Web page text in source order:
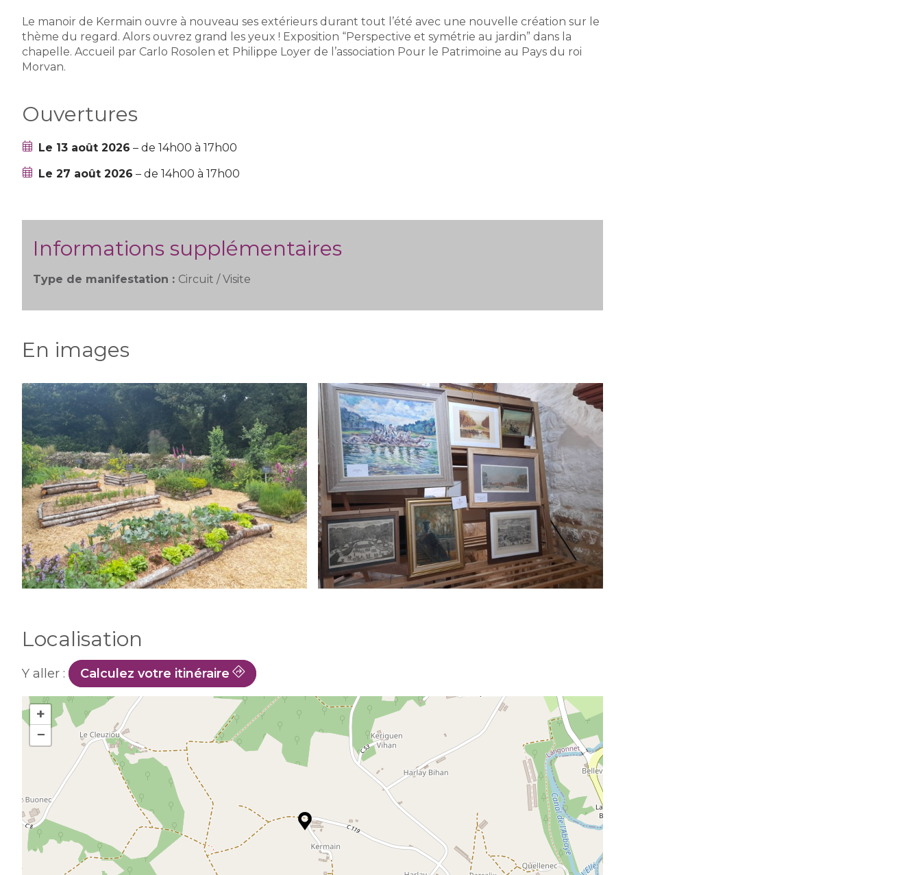
Le manoir de Kermain ouvre à nouveau ses extérieurs durant tout l’été avec une nouvelle création sur le
thème du regard. Alors ouvrez grand les yeux ! Exposition “Perspective et symétrie au jardin” dans la
chapelle. Accueil par Carlo Rosolen et Philippe Loyer de l’association Pour le Patrimoine au Pays du roi
Morvan.
Ouvertures
Le 13 août 2026 – de 14h00 à 17h00
Le 27 août 2026 – de 14h00 à 17h00
Informations supplémentaires
Type de manifestation : Circuit / Visite
En images
Localisation
Y aller : Calculez votre itinéraire
+
−